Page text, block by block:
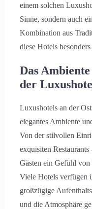
einem solchen
Sinne, sondern auch
Kombination aus
diese Hotels
Das
der
Luxushotels an der
elegantes Ambiente
Von der stilvollen
exquisiten Restaurants
Gästen ein Gefühl
Viele Hotels verfügen
großzügige
und die Atmosphäre